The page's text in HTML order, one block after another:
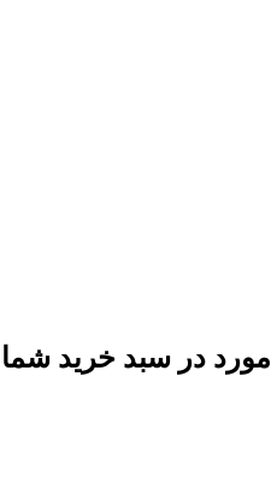
مورد در سبد خرید